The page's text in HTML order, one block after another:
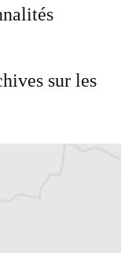
sur les